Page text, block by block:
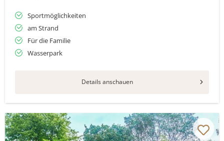
Sportmöglichkeiten
am Strand
Für die Familie
Wasserpark
Details anschauen